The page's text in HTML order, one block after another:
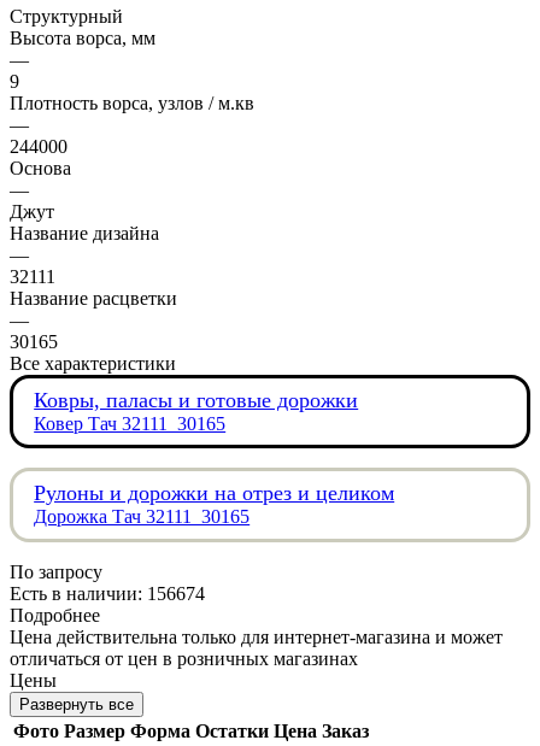
Структурный
Высота ворса, мм
—
9
Плотность ворса, узлов / м.кв
—
244000
Основа
—
Джут
Название дизайна
—
32111
Название расцветки
—
30165
Все характеристики
Ковры, паласы и готовые дорожки
Ковер Тач 32111_30165
Рулоны и дорожки на отрез и целиком
Дорожка Тач 32111_30165
По запросу
Есть в наличии: 156674
Подробнее
Цена действительна только для интернет-магазина и может
отличаться от цен в розничных магазинах
Цены
Развернуть все
Фото Размер Форма Остатки Цена Заказ